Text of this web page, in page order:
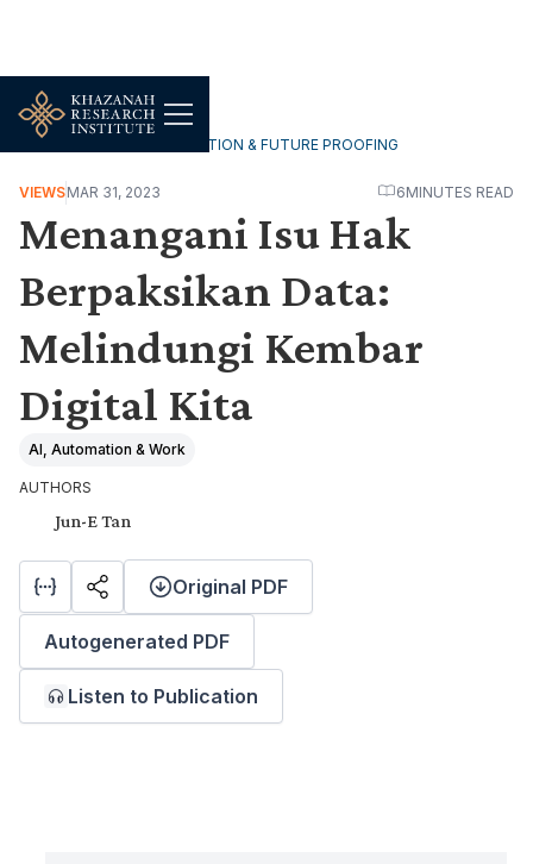
TECHNOLOGY, DIGITALISATION & FUTURE PROOFING
VIEWSMAR 31, 2023 6MINUTES READ
Menangani Isu Hak
Berpaksikan Data:
Melindungi Kembar
Digital Kita
AI, Automation & Work
AUTHORS
Jun-E Tan
Original PDF
Autogenerated PDF
Listen to Publication